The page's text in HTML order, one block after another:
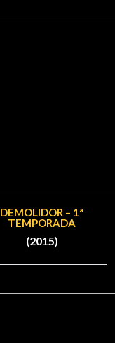
DEMOLIDOR – 1ª
TEMPORADA
(2015)